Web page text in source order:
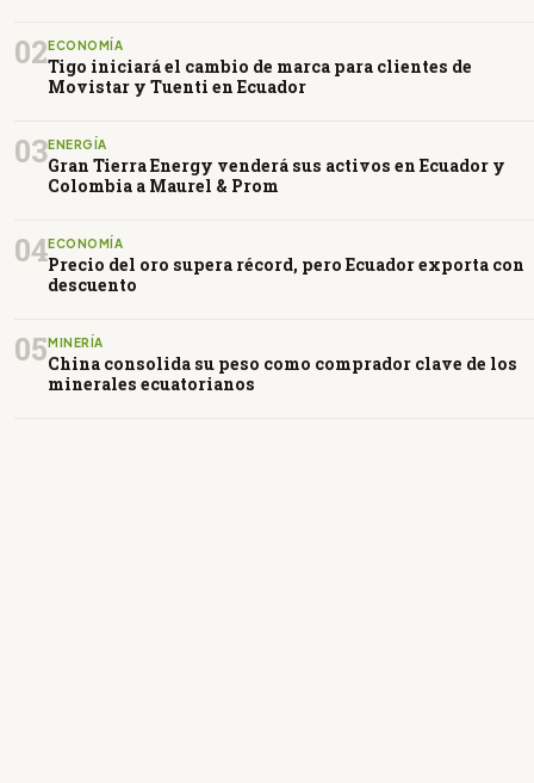
02ECONOMÍA
Tigo iniciará el cambio de marca para clientes de
Movistar y Tuenti en Ecuador
03ENERGÍA
Gran Tierra Energy venderá sus activos en Ecuador y
Colombia a Maurel & Prom
04ECONOMÍA
Precio del oro supera récord, pero Ecuador exporta con
descuento
05MINERÍA
China consolida su peso como comprador clave de los
minerales ecuatorianos